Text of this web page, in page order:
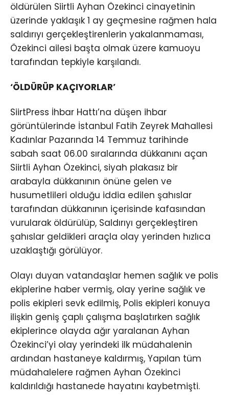
öldürülen Siirtli Ayhan Özekinci cinayetinin
üzerinde yaklaşık 1 ay geçmesine rağmen hala
saldırıyı gerçekleştirenlerin yakalanmaması,
Özekinci ailesi başta olmak üzere kamuoyu
tarafından tepkiyle karşılandı.
‘ÖLDÜRÜP KAÇIYORLAR’
SiirtPress İhbar Hattı’na düşen ihbar
görüntülerinde İstanbul Fatih Zeyrek Mahallesi
Kadınlar Pazarında 14 Temmuz tarihinde
sabah saat 06.00 sıralarında dükkanını açan
Siirtli Ayhan Özekinci, siyah plakasız bir
arabayla dükkanının önüne gelen ve
husumetlileri olduğu iddia edilen şahıslar
tarafından dükkanının içerisinde kafasından
vurularak öldürülüp, Saldırıyı gerçekleştiren
şahıslar geldikleri araçla olay yerinden hızlıca
uzaklaştığı görülüyor.
Olayı duyan vatandaşlar hemen sağlık ve polis
ekiplerine haber vermiş, olay yerine sağlık ve
polis ekipleri sevk edilmiş, Polis ekipleri konuya
ilişkin geniş çaplı çalışma başlatırken sağlık
ekiplerince olayda ağır yaralanan Ayhan
Özekinci’yi olay yerindeki ilk müdahalenin
ardından hastaneye kaldırmış, Yapılan tüm
müdahalelere rağmen Ayhan Özekinci
kaldırıldığı hastanede hayatını kaybetmişti.